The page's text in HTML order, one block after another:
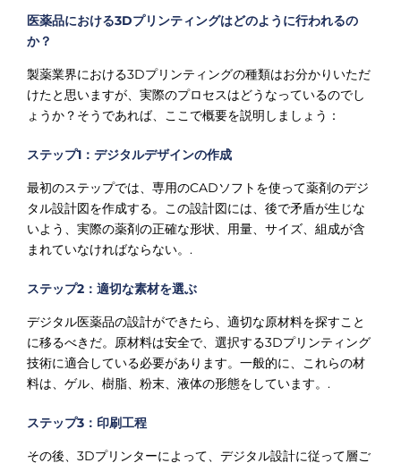
医薬品における3Dプリンティングはどのように行われるの
か？
製薬業界における3Dプリンティングの種類はお分かりいただ
けたと思いますが、実際のプロセスはどうなっているのでし
ょうか？そうであれば、ここで概要を説明しましょう：
ステップ1：デジタルデザインの作成
最初のステップでは、専用のCADソフトを使って薬剤のデジ
タル設計図を作成する。この設計図には、後で矛盾が生じな
いよう、実際の薬剤の正確な形状、用量、サイズ、組成が含
まれていなければならない。.
ステップ2：適切な素材を選ぶ
デジタル医薬品の設計ができたら、適切な原材料を探すこと
に移るべきだ。原材料は安全で、選択する3Dプリンティング
技術に適合している必要があります。一般的に、これらの材
料は、ゲル、樹脂、粉末、液体の形態をしています。.
ステップ3：印刷工程
その後、3Dプリンターによって、デジタル設計に従って層ご